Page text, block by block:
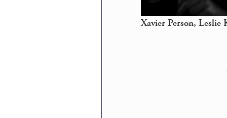
Xavier Person,